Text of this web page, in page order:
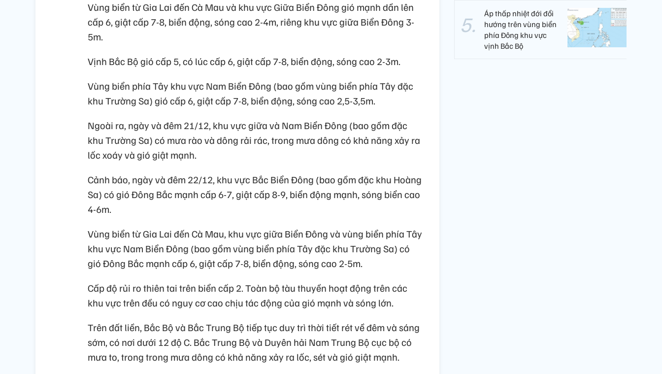
Vùng biển từ Gia Lai đến Cà Mau và khu vực Giữa Biển Đông gió mạnh dần lên
cấp 6, giật cấp 7-8, biển động, sóng cao 2-4m, riêng khu vực giữa Biển Đông 3-
5m.
Vịnh Bắc Bộ gió cấp 5, có lúc cấp 6, giật cấp 7-8, biển động, sóng cao 2-3m.
Vùng biển phía Tây khu vực Nam Biển Đông (bao gồm vùng biển phía Tây đặc
khu Trường Sa) gió cấp 6, giật cấp 7-8, biển động, sóng cao 2,5-3,5m.
Ngoài ra, ngày và đêm 21/12, khu vực giữa và Nam Biển Đông (bao gồm đặc
khu Trường Sa) có mưa rào và dông rải rác, trong mưa dông có khả năng xảy ra
lốc xoáy và gió giật mạnh.
Cảnh báo, ngày và đêm 22/12, khu vực Bắc Biển Đông (bao gồm đặc khu Hoàng
Sa) có gió Đông Bắc mạnh cấp 6-7, giật cấp 8-9, biển động mạnh, sóng biển cao
4-6m.
Vùng biển từ Gia Lai đến Cà Mau, khu vực giữa Biển Đông và vùng biển phía Tây
khu vực Nam Biển Đông (bao gồm vùng biển phía Tây đặc khu Trường Sa) có
gió Đông Bắc mạnh cấp 6, giật cấp 7-8, biển động, sóng cao 2-5m.
Cấp độ rủi ro thiên tai trên biển cấp 2. Toàn bộ tàu thuyền hoạt động trên các
khu vực trên đều có nguy cơ cao chịu tác động của gió mạnh và sóng lớn.
Trên đất liền, Bắc Bộ và Bắc Trung Bộ tiếp tục duy trì thời tiết rét về đêm và sáng
sớm, có nơi dưới 12 độ C. Bắc Trung Bộ và Duyên hải Nam Trung Bộ cục bộ có
mưa to, trong trong mưa dông có khả năng xảy ra lốc, sét và gió giật mạnh.
Áp thấp nhiệt đới đổi
hướng trên vùng biển
phía Đông khu vực
vịnh Bắc Bộ